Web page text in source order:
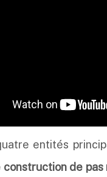
entités
construction de